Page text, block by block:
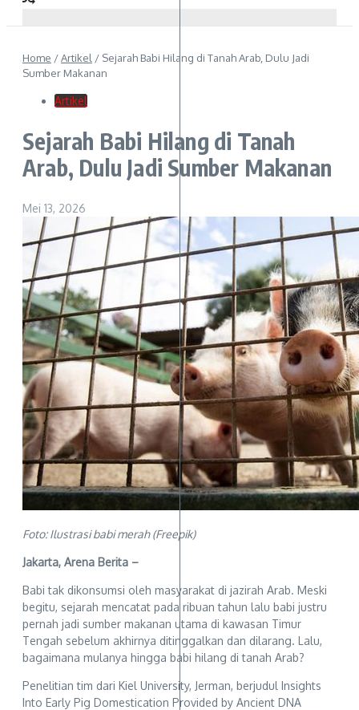
Home /Artikel / Sejarah Babi Hilang di Tanah Arab, Dulu Jadi
Sumber Makanan
Artikel
Sejarah Babi Hilang di Tanah
Arab, Dulu Jadi Sumber Makanan
Mei 13, 2026
Foto: Ilustrasi babi merah (Freepik)
Jakarta, Arena Berita –
Babi tak dikonsumsi oleh masyarakat di jazirah Arab. Meski
begitu, sejarah mencatat pada ribuan tahun lalu babi justru
pernah jadi sumber makanan utama di kawasan Timur
Tengah sebelum akhirnya ditinggalkan dan dilarang. Lalu,
bagaimana mulanya hingga babi hilang di tanah Arab?
Penelitian tim dari Kiel University, Jerman, berjudul Insights
Into Early Pig Domestication Provided by Ancient DNA